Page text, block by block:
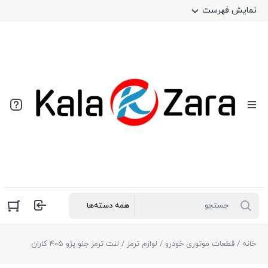
نمایش فهرست
خانه / قطعات موتوری خودرو / لوازم ترمز / لنت ترمز جلو پژو ۴۰۵ کاران